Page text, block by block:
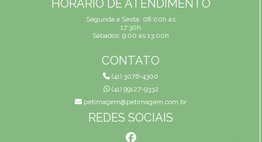
HORÁRIO DE ATENDIMENTO
Segunda a Sexta: 08:00h às
17:30h
Sábados: 9:00 às 13:00h
CONTATO
(41) 3076-4300
(41) 99127-9332
petimagem@petimagem.com.br
REDES SOCIAIS